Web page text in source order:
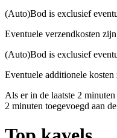
(Auto)Bod is exclusief
Eventuele verzendkosten
(Auto)Bod is exclusief
Eventuele additionele
Als er in de laatste 2
2 minuten toegevoegd aan